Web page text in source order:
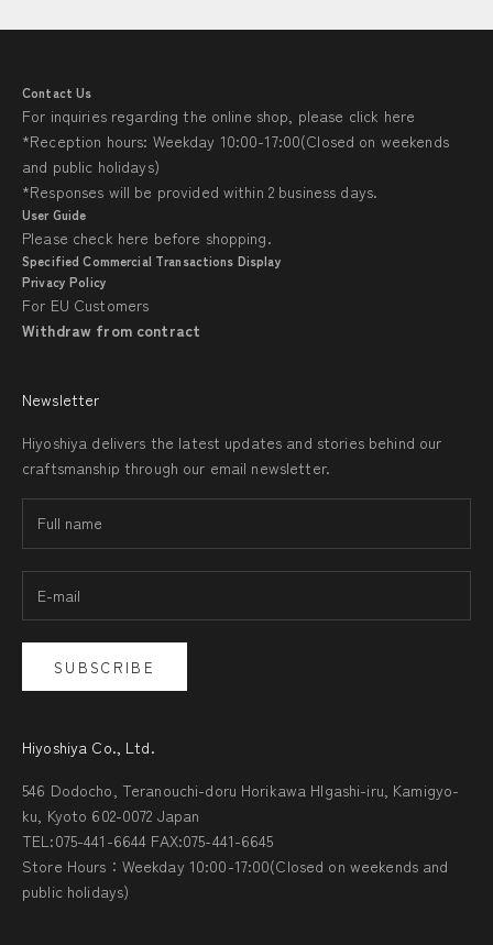
Contact Us
For inquiries regarding the online shop, please click here
*Reception hours: Weekday 10:00-17:00(Closed on weekends
and public holidays)
*Responses will be provided within 2 business days.
User Guide
Please check here before shopping.
Specified Commercial Transactions Display
Privacy Policy
For EU Customers
Withdraw from contract
Newsletter
Hiyoshiya delivers the latest updates and stories behind our
craftsmanship through our email newsletter.
SUBSCRIBE
Hiyoshiya Co., Ltd.
546 Dodocho, Teranouchi-doru Horikawa HIgashi-iru, Kamigyo-
ku, Kyoto 602-0072 Japan
TEL:075-441-6644 FAX:075-441-6645
Store Hours：Weekday 10:00-17:00(Closed on weekends and
public holidays)